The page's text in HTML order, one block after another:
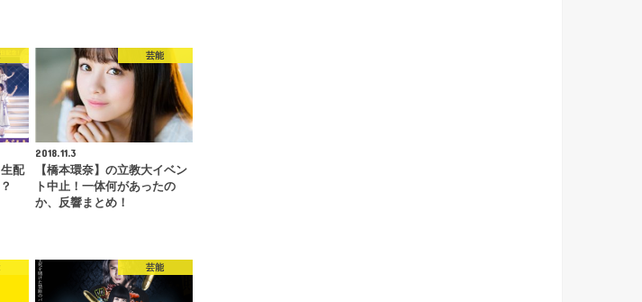
配
芸能
2018.11.3
【橋本環奈】の立教大イベン
ト中止！一体何があったの
か、反響まとめ！
芸能